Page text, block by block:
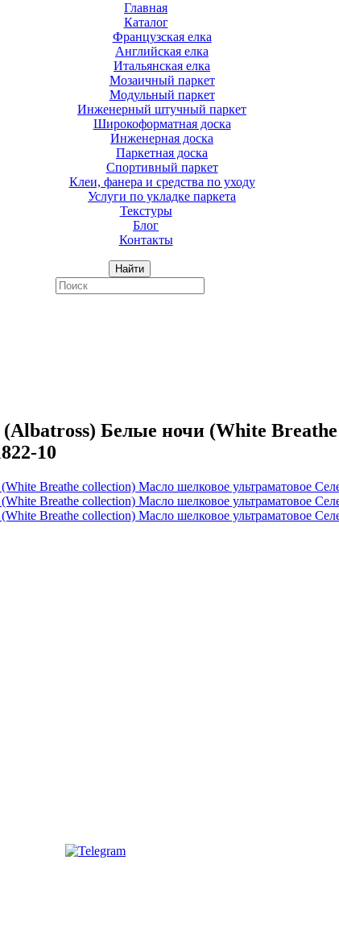
Главная
Каталог
Французская елка
Английская елка
Итальянская елка
Мозаичный паркет
Модульный паркет
Инженерный штучный паркет
Широкоформатная доска
Инженерная доска
Паркетная доска
Спортивный паркет
Клеи, фанера и средства по уходу
Услуги по укладке паркета
Текстуры
Блог
Контакты
Найти
Белые ночи (White
10